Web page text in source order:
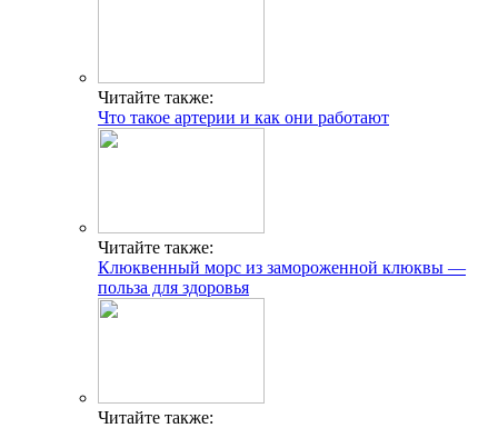
Читайте также:
Что такое артерии и как они работают
Читайте также:
Клюквенный морс из замороженной клюквы —
польза для здоровья
Читайте также: